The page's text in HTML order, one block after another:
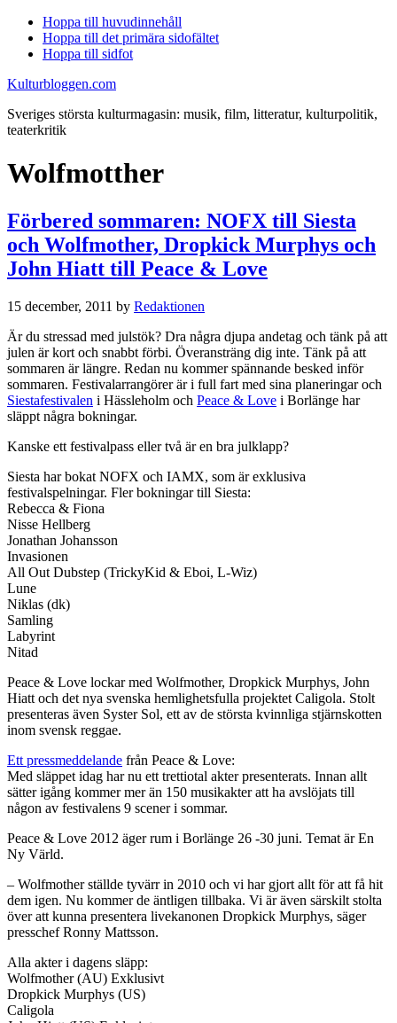
Hoppa till huvudinnehåll
Hoppa till det primära sidofältet
Hoppa till sidfot
Kulturbloggen.com
Sveriges största kulturmagasin: musik, film, litteratur, kulturpolitik,
teaterkritik
Wolfmotther
Förbered sommaren: NOFX till Siesta
och Wolfmother, Dropkick Murphys och
John Hiatt till Peace & Love
15 december, 2011 by Redaktionen
Är du stressad med julstök? Dra några djupa andetag och tänk på att
julen är kort och snabbt förbi. Överansträng dig inte. Tänk på att
sommaren är längre. Redan nu kommer spännande besked inför
sommaren. Festivalarrangörer är i full fart med sina planeringar och
Siestafestivalen i Hässleholm och Peace & Love i Borlänge har
släppt några bokningar.
Kanske ett festivalpass eller två är en bra julklapp?
Siesta har bokat NOFX och IAMX, som är exklusiva
festivalspelningar. Fler bokningar till Siesta:
Rebecca & Fiona
Nisse Hellberg
Jonathan Johansson
Invasionen
All Out Dubstep (TrickyKid & Eboi, L-Wiz)
Lune
Niklas (dk)
Samling
Labyrint
Nitad
Peace & Love lockar med Wolfmother, Dropkick Murphys, John
Hiatt och det nya svenska hemlighetsfulla projektet Caligola. Stolt
presenteras även Syster Sol, ett av de största kvinnliga stjärnskotten
inom svensk reggae.
Ett pressmeddelande från Peace & Love:
Med släppet idag har nu ett trettiotal akter presenterats. Innan allt
sätter igång kommer mer än 150 musikakter att ha avslöjats till
någon av festivalens 9 scener i sommar.
Peace & Love 2012 äger rum i Borlänge 26 -30 juni. Temat är En
Ny Värld.
– Wolfmother ställde tyvärr in 2010 och vi har gjort allt för att få hit
dem igen. Nu kommer de äntligen tillbaka. Vi är även särskilt stolta
över att kunna presentera livekanonen Dropkick Murphys, säger
presschef Ronny Mattsson.
Alla akter i dagens släpp:
Wolfmother (AU) Exklusivt
Dropkick Murphys (US)
Caligola